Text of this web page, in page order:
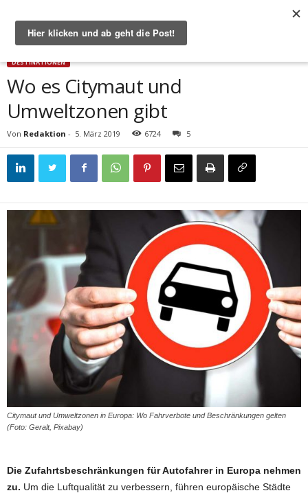
Start Destinationen Wo es Citymaut und Umweltzonen gibt
DESTINATIONEN
Wo es Citymaut und
Umweltzonen gibt
Von Redaktion - 5. März 2019 6724 5
Citymaut und Umweltzonen in Europa: Wo Fahrverbote und Beschränkungen gelten
(Foto: Geralt, Pixabay)
Die Zufahrtsbeschränkungen für Autofahrer in Europa nehmen
zu. Um die Luftqualität zu verbessern, führen europäische Städte